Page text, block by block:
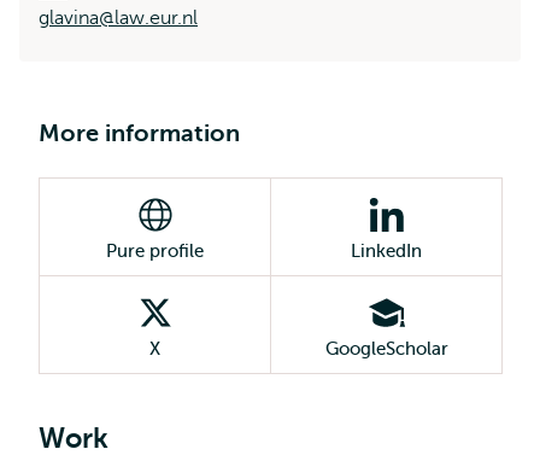
glavina@law.eur.nl
More information
Pure profile LinkedIn
X GoogleScholar
Work